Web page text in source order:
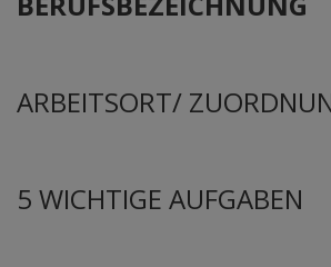
ARBEITSORT/
5 WICHTIGE AUFGABEN